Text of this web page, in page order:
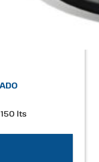
lts